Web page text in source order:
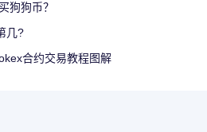
狗狗币？
几?
合约交易教程图解